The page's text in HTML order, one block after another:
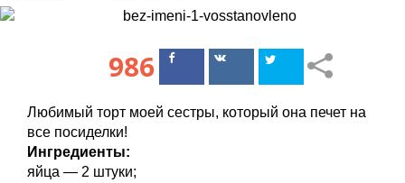
n
986
ПоделитьсяПоделиться
Любимый торт моей сестры, который она печет на
все посиделки!
Ингредиенты:
яйца — 2 штуки;